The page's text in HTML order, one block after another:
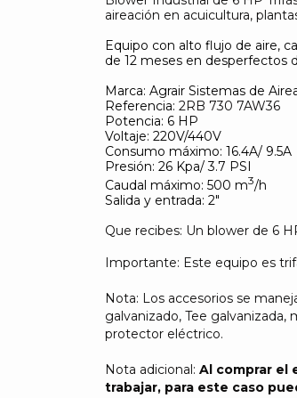
aireación en acuicultura,
Equipo con alto flujo de aire,
de 12 meses en desperfectos
Marca: Agrair Sistemas de
Referencia: 2RB 730 7AW36
Potencia: 6 HP
Voltaje: 220V/440V
Consumo máximo: 16.4A/ 9.5A
Presión: 26 Kpa/ 3.7 PSI
Caudal máximo: 500 m3/h
Salida y entrada: 2"
Que recibes: Un blower de 6
Importante: Este equipo es
Nota: Los accesorios se
galvanizado, Tee
protector eléctrico.
Nota adicional: Al comprar el
trabajar, para este caso